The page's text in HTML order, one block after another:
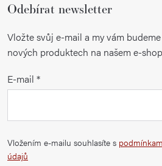
Odebírat newsletter
Vložte svůj e-mail a my vám
nových produktech na našem e-
E-mail
Vložením e-mailu souhlasíte s
údajů